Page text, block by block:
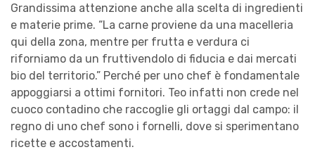
Grandissima attenzione anche alla scelta di ingredienti
e materie prime. “La carne proviene da una macelleria
qui della zona, mentre per frutta e verdura ci
riforniamo da un fruttivendolo di fiducia e dai mercati
bio del territorio.” Perché per uno chef è fondamentale
appoggiarsi a ottimi fornitori. Teo infatti non crede nel
cuoco contadino che raccoglie gli ortaggi dal campo: il
regno di uno chef sono i fornelli, dove si sperimentano
ricette e accostamenti.